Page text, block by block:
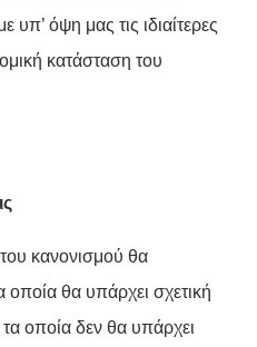
όψη μας τις ιδιαίτερες
κατάσταση του
κανονισμού θα
οποία θα υπάρχει σχετική
οποία δεν θα υπάρχει